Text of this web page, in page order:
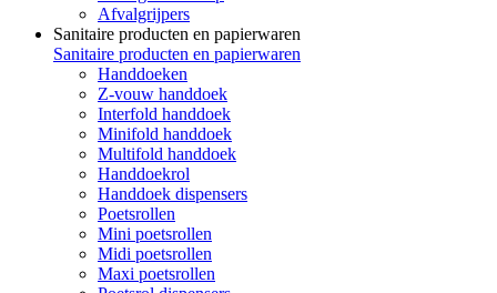
Afvalgrijpers
Sanitaire producten en papierwaren
Sanitaire producten en papierwaren
Handdoeken
Z-vouw handdoek
Interfold handdoek
Minifold handdoek
Multifold handdoek
Handdoekrol
Handdoek dispensers
Poetsrollen
Mini poetsrollen
Midi poetsrollen
Maxi poetsrollen